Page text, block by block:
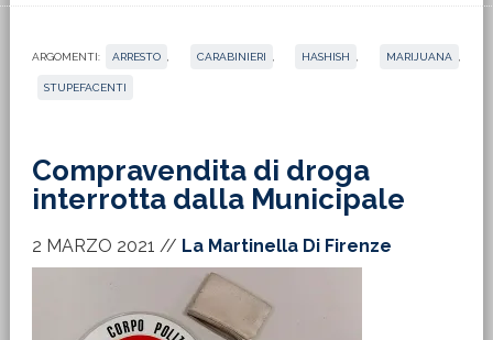
ARGOMENTI: ARRESTO CARABINIERI HASHISH MARIJUANA
STUPEFACENTI
Compravendita di droga
interrotta dalla Municipale
2 MARZO 2021 // La Martinella Di Firenze